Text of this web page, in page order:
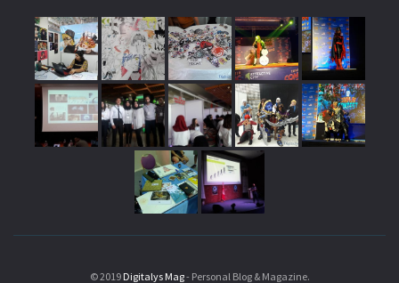
© 2019 Digitalys Mag- Personal Blog & Magazine.